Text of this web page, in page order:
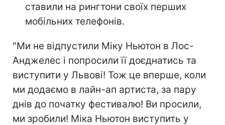
ставили на рингтони своїх перших
мобільних телефонів.
"Ми не відпустили Міку Ньютон в Лос-
Анджелес і попросили її доєднатись та
виступити у Львові! Тож це вперше, коли
ми додаємо в лайн-ап артиста, за пару
днів до початку фестивалю! Ви просили,
ми зробили! Міка Ньютон виступить у